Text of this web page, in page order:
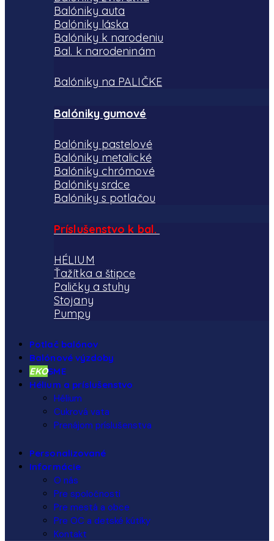
Balóniky auta
Balóniky láska
Balóniky k narodeniu
Bal. k narodeninám
Balóniky na PALIČKE
Balóniky gumové
Balóniky pastelové
Balóniky metalické
Balóniky chrómové
Balóniky srdce
Balóniky s potlačou
Príslušenstvo k bal.
HÉLIUM
Ťažítka a štipce
Paličky a stuhy
Stojany
Pumpy
Potlač balónov
Balónové výzdoby
EKOSME
Hélium a príslušenstvo
Hélium
Cukrová vata
Prenájom príslušenstva
Personalizované
Informácie
O nás
Pre spoločnosti
Pre mestá a obce
Pre OC a detské kútiky
Kontakt